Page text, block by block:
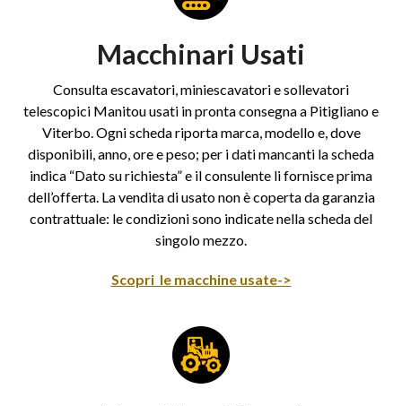
Macchinari Usati
Consulta escavatori, miniescavatori e sollevatori
telescopici Manitou usati in pronta consegna a Pitigliano e
Viterbo. Ogni scheda riporta marca, modello e, dove
disponibili, anno, ore e peso; per i dati mancanti la scheda
indica “Dato su richiesta” e il consulente li fornisce prima
dell’offerta. La vendita di usato non è coperta da garanzia
contrattuale: le condizioni sono indicate nella scheda del
singolo mezzo.
Scopri le macchine usate->